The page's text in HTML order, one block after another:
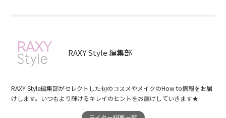
RAXY Style 編集部
RAXY Style編集部がセレクトした旬のコスメやメイクのHow to情報をお届
けします。いつもより輝けるキレイのヒントをお届けしていきます★